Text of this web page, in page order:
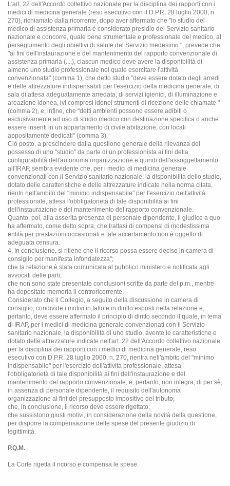
L'art. 22 dell'Accordo collettivo nazionale per la disciplina dei rapporti con i
medici di medicina generale (reso esecutivo con il D.P.R. 28 luglio 2000, n.
270), richiamato dalla ricorrente, dopo aver affermato che "lo studio del
medico di assistenza primaria è considerato presidio del Servizio sanitario
nazionale e concorre, quale bene strumentale e professionale del medico, al
perseguimento degli obiettivi di salute del Servizio medesimo ", prevede che
"ai fini dell'instaurazione e del mantenimento del rapporto convenzionale di
assistenza primaria (....), ciascun medico deve avere la disponibilità di
almeno uno studio professionale nel quale esercitare l'attività
convenzionata" (comma 1), che detto studio "deve essere dotato degli arredi
e delle attrezzature indispensabili per l'esercizio della medicina generale, di
sala di attesa adeguatamente arredata, di servizi igienici, di illuminazione e
areazione idonea, ivi compresi idonei strumenti di ricezione delle chiamate "
(comma 2), e, infine, che "detti ambienti possono essere adibiti o
esclusivamente ad uso di studio medico con destinazione specifica o anche
essere inseriti in un appartamento di civile abitazione, con locali
appositamente dedicati" (comma 3).
Ciò posto, a prescindere dalla questione generale della rilevanza del
possesso di uno "studio" da parte di un professionista ai fini della
configurabilità dell'autonoma organizzazione e quindi dell'assoggettamento
all'IRAP, sembra evidente che, per i medici di medicina generale
convenzionati con il Servizio sanitario nazionale, la disponibilità dello studio,
dotato delle caratteristiche e delle attrezzature indicate nella norma citata,
rientri nell'ambito del "minimo indispensabile" per l'esercizio dell'attività
professionale, attesa l'obbligatorietà di tale disponibilità ai fini
dell'instaurazione e del mantenimento del rapporto convenzionale.
Quanto, poi, alla asserita presenza di personale dipendente, il giudice a quo
ha affermato, come detto sopra, che trattasi di compensi di modestissima
entità per prestazioni occasionali e tale accertamento non è oggetto di
adeguata censura.
4. In conclusione, si ritiene che il ricorso possa essere deciso in camera di
consiglio per manifesta infondatezza";
che la relazione è stata comunicata al pubblico ministero e notificata agli
avvocati delle parti;
che non sono state presentate conclusioni scritte da parte del p.m., mentre
ha depositato memoria il controricorrente.
Considerato che il Collegio, a seguito della discussione in camera di
consiglio, condivide i motivi in fatto e in diritto esposti nella relazione e,
pertanto, deve essere affermato il principio di diritto secondo il quale, in tema
di IRAP, per i medici di medicina generale convenzionati con il Servizio
sanitario nazionale, la disponibilità di uno studio, avente le caratteristiche e
dotato delle attrezzature indicate nell'art. 22 dell'Accordo collettivo nazionale
per la disciplina dei rapporti con i medici di medicina generale, reso
esecutivo con D.P.R. 28 luglio 2000, n. 270, rientra nell'ambito del "minimo
indispensabile" per l'esercizio dell'attività professionale, attesa
l'obbligatorietà di tale disponibilità ai fini dell'instaurazione e del
mantenimento del rapporto convenzionale, e, pertanto, non integra, di per sè,
in assenza di personale dipendente, il requisito dell'autonoma
organizzazione ai fini del presupposto impositivo del tributo;
che, in conclusione, il ricorso deve essere rigettato;
che sussistono giusti motivi, in considerazione della novità della questione,
per disporre la compensazione delle spese del presente giudizio di
legittimità.
P.Q.M.
La Corte rigetta il ricorso e compensa le spese.